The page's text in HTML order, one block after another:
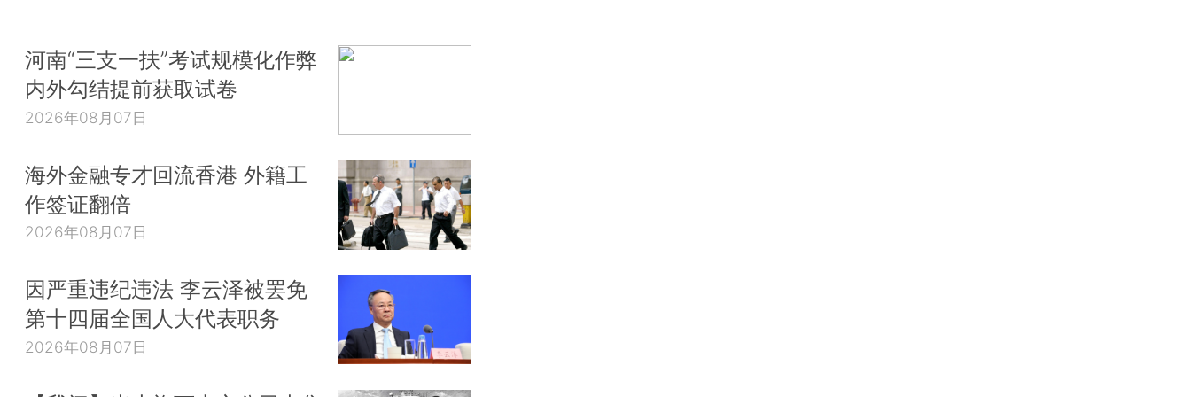
河南“三支一扶”考试规模化作弊
内外勾结提前获取试卷
2026年08月07日
海外金融专才回流香港 外籍工
作签证翻倍
2026年08月07日
因严重违纪违法 李云泽被罢免
第十四届全国人大代表职务
2026年08月07日